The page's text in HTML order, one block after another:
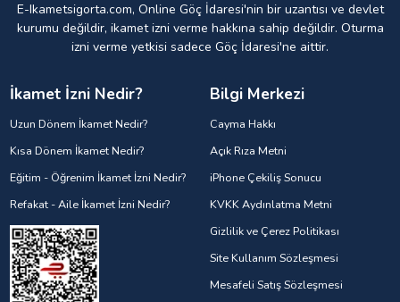
E-Ikametsigorta.com, Online Göç İdaresi'nin bir uzantısı ve devlet
kurumu değildir, ikamet izni verme hakkına sahip değildir. Oturma
izni verme yetkisi sadece Göç İdaresi'ne aittir.
İkamet İzni Nedir?
Uzun Dönem İkamet Nedir?
Kısa Dönem İkamet Nedir?
Eğitim - Öğrenim İkamet İzni Nedir?
Refakat - Aile İkamet İzni Nedir?
Bilgi Merkezi
Cayma Hakkı
Açık Rıza Metni
iPhone Çekiliş Sonucu
KVKK Aydınlatma Metni
Gizlilik ve Çerez Politikası
Site Kullanım Sözleşmesi
Mesafeli Satış Sözleşmesi